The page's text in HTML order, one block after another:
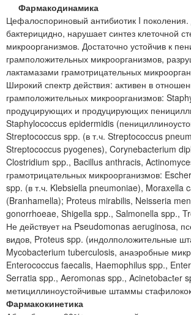
Фармакодинамика
Цефалоспориновый антибиотик I поколения.
бактерицидно, нарушает синтез клеточной
микроорганизмов. Достаточно устойчив к
грамположительных микроорганизмов,
лактамазами грамотрицательных
Широкий спектр действия: активен в
грамположительных микроорганизмов:
продуцирующих и продуцирующих
Staphylococcus epidermidis
Streptococcus spp. (в т.ч. Streptococcus
Streptococcus pyogenes), Corynebacterium
Clostridium spp., Bacillus anthracis,
грамотрицательных микроорганизмов:
spp. (в т.ч. Klebsiella pneumoniae), Moraxella
(Branhamella); Proteus mirabilis, Neisseria
gonorrhoeae, Shigella spp., Salmonella spp.,
Не действует на Pseudomonas aeruginosa,
видов, Proteus spp. (индолположительные
Mycobacterium tuberculosis, анаэробные
Enterococcus faecalis, Haemophilus spp.,
Serratia spp., Aeromonas spp., Acinetobaсtеr
метициллиноустойчивые штаммы
Фармакокинетика